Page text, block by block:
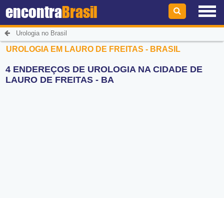
encontraBrasil
Urologia no Brasil
UROLOGIA EM LAURO DE FREITAS - BRASIL
4 ENDEREÇOS DE UROLOGIA NA CIDADE DE
LAURO DE FREITAS - BA